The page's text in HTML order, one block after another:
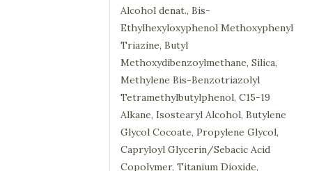
Alcohol denat., Bis-
Ethylhexyloxyphenol Methoxyphenyl
Triazine, Butyl
Methoxydibenzoylmethane, Silica,
Methylene Bis-Benzotriazolyl
Tetramethylbutylphenol, C15-19
Alkane, Isostearyl Alcohol, Butylene
Glycol Cocoate, Propylene Glycol,
Capryloyl Glycerin/Sebacic Acid
Copolymer, Titanium Dioxide,